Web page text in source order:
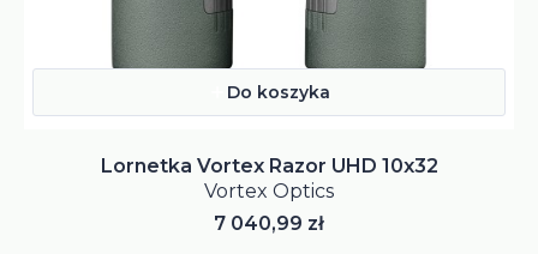
Do koszyka
Lornetka Vortex Razor UHD 10x32
Vortex Optics
Cena
7 040,99 zł